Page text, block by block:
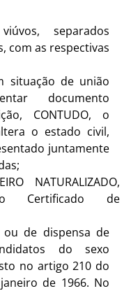
separados
com as respectivas
situação de união
documento
CONTUDO, o
o estado civil,
juntamente
NATURALIZADO,
Certificado de
ou de dispensa de
do sexo
no artigo 210 do
de 1966. No